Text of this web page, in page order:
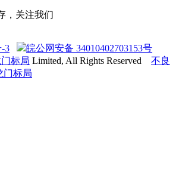
，关注我们
3
皖公网安备 34010402703153号
标局 Limited, All Rights Reserved 不良
门标局